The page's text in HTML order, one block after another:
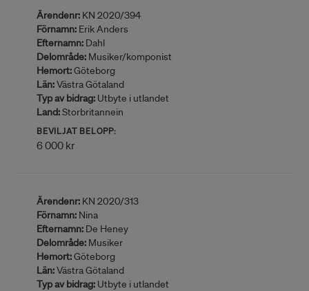
Ärendenr: KN 2020/394
Förnamn: Erik Anders
Efternamn: Dahl
Delområde: Musiker/komponist
Hemort:Göteborg
Län:Västra Götaland
Typ av bidrag: Utbyte i utlandet
Land:Storbritannein
BEVILJAT BELOPP:
6 000 kr
Ärendenr: KN 2020/313
Förnamn: Nina
Efternamn: De Heney
Delområde: Musiker
Hemort:Göteborg
Län:Västra Götaland
Typ av bidrag: Utbyte i utlandet